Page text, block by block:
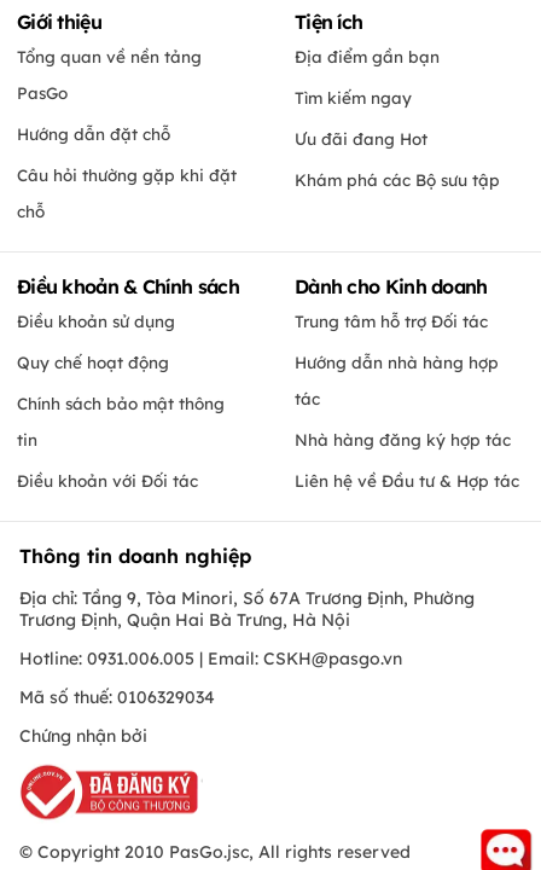
Giới thiệu
Tổng quan về nền tảng
PasGo
Hướng dẫn đặt chỗ
Câu hỏi thường gặp khi đặt
chỗ
Tiện ích
Địa điểm gần bạn
Tìm kiếm ngay
Ưu đãi đang Hot
Khám phá các Bộ sưu tập
Điều khoản & Chính sách
Điều khoản sử dụng
Quy chế hoạt động
Chính sách bảo mật thông
tin
Điều khoản với Đối tác
Dành cho Kinh doanh
Trung tâm hỗ trợ Đối tác
Hướng dẫn nhà hàng hợp
tác
Nhà hàng đăng ký hợp tác
Liên hệ về Đầu tư & Hợp tác
Thông tin doanh nghiệp
Địa chỉ: Tầng 9, Tòa Minori, Số 67A Trương Định, Phường
Trương Định, Quận Hai Bà Trưng, Hà Nội
Hotline: 0931.006.005 | Email: CSKH@pasgo.vn
Mã số thuế: 0106329034
Chứng nhận bởi
© Copyright 2010 PasGo.jsc, All rights reserved